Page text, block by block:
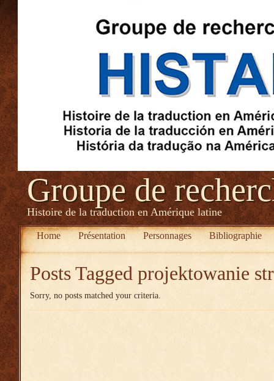
Groupe de
Histoire de la traduction en Amérique latine
Home Présentation Personnages Bibliographie
Posts Tagged projektowanie
Sorry, no posts matched your criteria.